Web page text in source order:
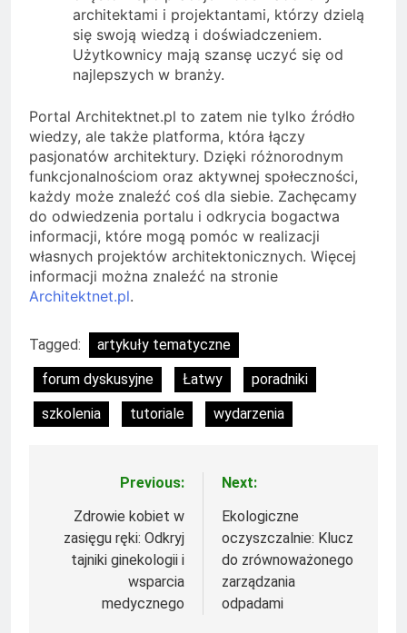
architektami i projektantami, którzy dzielą
się swoją wiedzą i doświadczeniem.
Użytkownicy mają szansę uczyć się od
najlepszych w branży.
Portal Architektnet.pl to zatem nie tylko źródło
wiedzy, ale także platforma, która łączy
pasjonatów architektury. Dzięki różnorodnym
funkcjonalnościom oraz aktywnej społeczności,
każdy może znaleźć coś dla siebie. Zachęcamy
do odwiedzenia portalu i odkrycia bogactwa
informacji, które mogą pomóc w realizacji
własnych projektów architektonicznych. Więcej
informacji można znaleźć na stronie
Architektnet.pl.
Tagged:
artykuły tematyczne
forum dyskusyjne
Łatwy
poradniki
szkolenia
tutoriale wydarzenia
Nawigacja
wpisu
Previous:
Zdrowie kobiet w
zasięgu ręki: Odkryj
tajniki ginekologii i
wsparcia
medycznego
Next:
Ekologiczne
oczyszczalnie: Klucz
do zrównoważonego
zarządzania
odpadami